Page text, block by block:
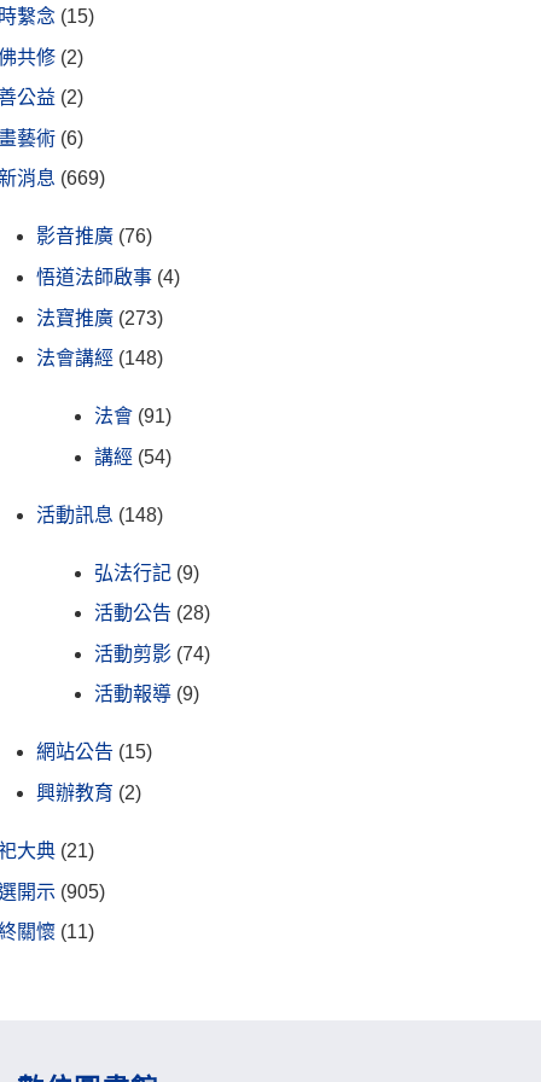
繫念 (15)
共修 (2)
公益 (2)
藝術 (6)
消息 (669)
影音推廣 (76)
悟道法師啟事 (4)
法寶推廣 (273)
法會講經 (148)
法會 (91)
講經 (54)
活動訊息 (148)
弘法行記 (9)
活動公告 (28)
活動剪影 (74)
活動報導 (9)
網站公告 (15)
興辦教育 (2)
大典 (21)
開示 (905)
關懷 (11)